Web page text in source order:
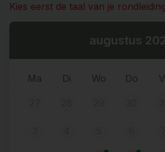
Kies eerst de taal van je rondleiding
augustus
Ma Di Wo Do